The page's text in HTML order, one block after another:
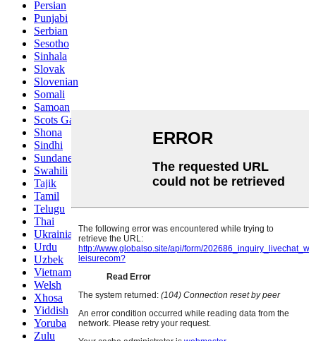
Persian
Punjabi
Serbian
Sesotho
Sinhala
Slovak
Slovenian
Somali
Samoan
Scots Gaelic
Shona
Sindhi
Sundanese
Swahili
Tajik
Tamil
Telugu
Thai
Ukrainian
Urdu
Uzbek
Vietnamese
Welsh
Xhosa
Yiddish
Yoruba
Zulu